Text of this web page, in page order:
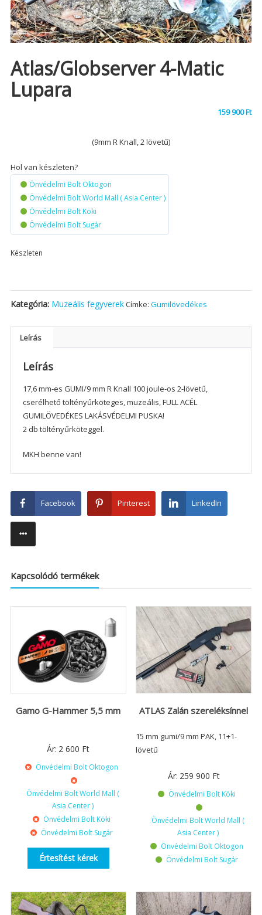
Atlas/Globserver 4-Matic
Lupara
159 900Ft
(9mm R Knall, 2 lövetű)
Hol van készleten?
Önvédelmi Bolt Oktogon
Önvédelmi Bolt World Mall ( Asia Center )
Önvédelmi Bolt Köki
Önvédelmi Bolt Sugár
Készleten
Kategória: Muzeális fegyverekCímke: Gumilövedékes
Leírás
Leírás
17,6 mm-es GUMI/9 mm R Knall 100 joule-os 2-lövetű,
cserélhető töltényűrköteges, muzeális, FULL ACÉL
GUMILÖVEDÉKES LAKÁSVÉDELMI PUSKA!
2 db töltényűrköteggel.
MKH benne van!
Facebook Pinterest LinkedIn
Kapcsolódó termékek
Gamo G-Hammer 5,5 mm
Ár: 2 600 Ft
Önvédelmi Bolt Oktogon
Önvédelmi Bolt World Mall (
Asia Center )
Önvédelmi Bolt Köki
Önvédelmi Bolt Sugár
Értesítést kérek
ATLAS Zalán szereléksínnel
15 mm gumi/9 mm PAK, 11+1-
lövetű
Ár: 259 900 Ft
Önvédelmi Bolt Köki
Önvédelmi Bolt World Mall (
Asia Center )
Önvédelmi Bolt Oktogon
Önvédelmi Bolt Sugár